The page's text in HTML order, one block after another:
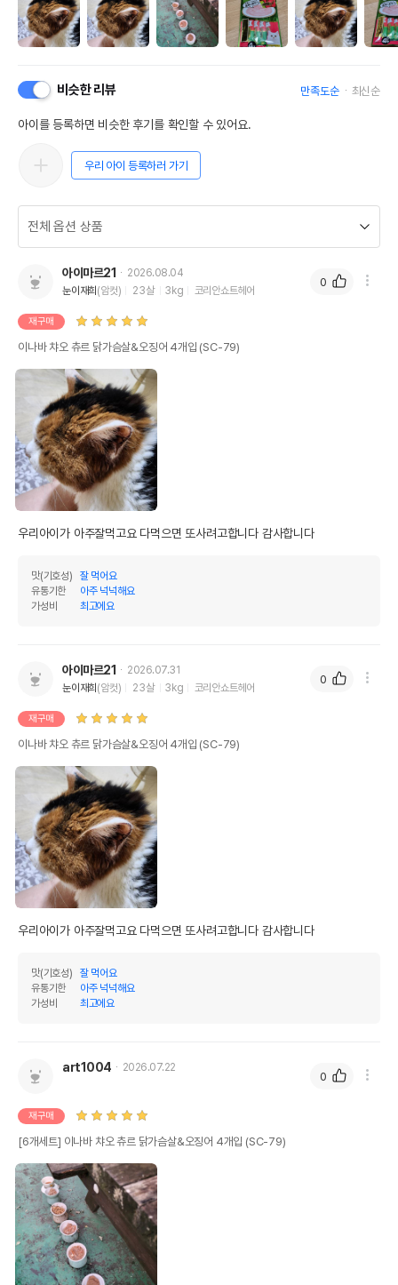
비슷한 리뷰 만족도순 최신순
아이를 등록하면 비슷한 후기를 확인할 수 있어요.
우리 아이 등록하러 가기
아이마르21
2026.08.04
눈이재희 (암컷) 23살 3kg 코리안쇼트헤어
재구매
이나바 챠오 츄르 닭가슴살&오징어 4개입 (SC-79)
우리아이가 아주잘먹고요 다먹으면 또사려고합니다 감사합니다
맛(기호성)
잘 먹어요
유통기한
아주 넉넉해요
가성비
최고에요
0
아이마르21
2026.07.31
눈이재희 (암컷) 23살 3kg 코리안쇼트헤어
재구매
이나바 챠오 츄르 닭가슴살&오징어 4개입 (SC-79)
우리아이가 아주잘먹고요 다먹으면 또사려고합니다 감사합니다
맛(기호성)
잘 먹어요
유통기한
아주 넉넉해요
가성비
최고에요
0
art1004 2026.07.22
재구매
[6개세트] 이나바 챠오 츄르 닭가슴살&오징어 4개입 (SC-79)
0